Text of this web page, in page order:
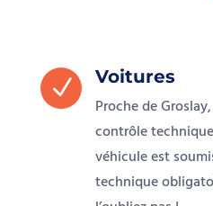
N Voitures
Proche de
contrôle
véhicule est
technique